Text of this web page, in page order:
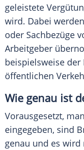
geleistete
wird. Dabei
oder Sachbezüge
Arbeitgeber
beispielsweise der
öffentlichen
Wie genau ist
Vorausgesetzt,
eingegeben, sind
genau und es